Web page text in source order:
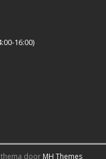
16:00)
door MH Themes